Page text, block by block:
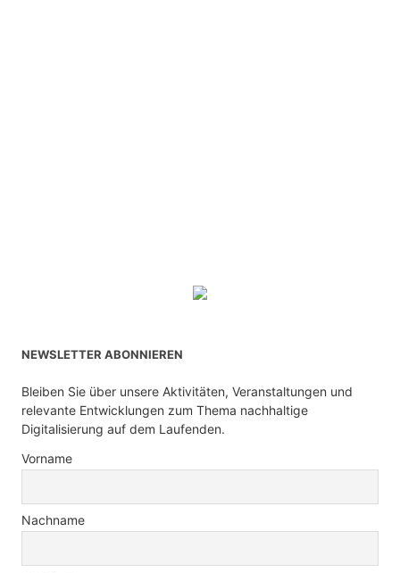
NEWSLETTER ABONNIEREN
Bleiben Sie über unsere Aktivitäten, Veranstaltungen und
relevante Entwicklungen zum Thema nachhaltige
Digitalisierung auf dem Laufenden.
Vorname
Nachname